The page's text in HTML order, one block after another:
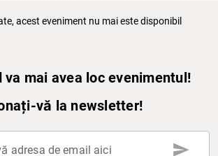
acest eveniment nu mai este disponibil
mai avea loc evenimentul!
vă la newsletter!
adresa de email aici send